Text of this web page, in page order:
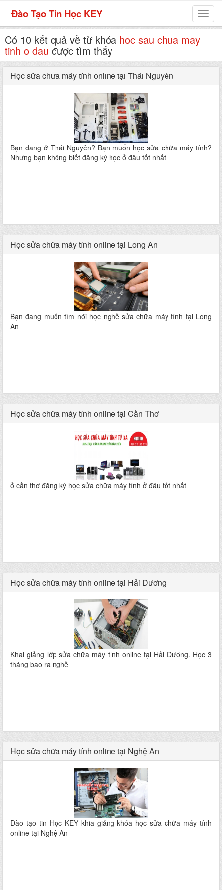
Đào Tạo Tin Học KEY
Có 10 kết quả về từ khóa hoc sau chua may
tinh o dau được tìm thấy
Học sửa chữa máy tính online tại Thái Nguyên
Bạn đang ở Thái Nguyên? Bạn muốn học sửa chữa máy tính?
Nhưng bạn không biết đăng ký học ở đâu tốt nhất
Học sửa chữa máy tính online tại Long An
Bạn đang muốn tìm nới học nghề sửa chữa máy tính tại Long
An
Học sửa chữa máy tính online tại Cần Thơ
ở cần thơ đăng ký học sửa chữa máy tính ở đâu tốt nhất
Học sửa chữa máy tính online tại Hải Dương
Khai giảng lớp sửa chữa máy tính online tại Hải Dương. Học 3
tháng bao ra nghề
Học sửa chữa máy tính online tại Nghệ An
Đào tạo tin Học KEY khia giảng khóa học sửa chữa máy tính
online tại Nghệ An